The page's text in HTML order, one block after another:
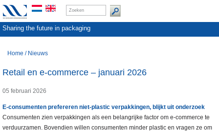
Sharing the future in packaging
Home / Nieuws
Retail en e-commerce – januari 2026
05 februari 2026
E-consumenten prefereren niet-plastic verpakkingen, blijkt uit onderzoek
Consumenten zien verpakkingen als een belangrijke factor om e-commerce te
verduurzamen. Bovendien willen consumenten minder plastic en vragen ze om